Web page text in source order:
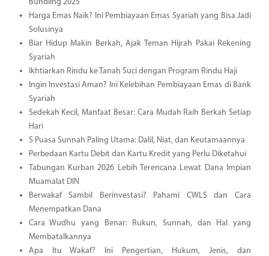
Bundling 2025
Harga Emas Naik? Ini Pembiayaan Emas Syariah yang Bisa Jadi
Solusinya
Biar Hidup Makin Berkah, Ajak Teman Hijrah Pakai Rekening
Syariah
Ikhtiarkan Rindu ke Tanah Suci dengan Program Rindu Haji
Ingin Investasi Aman? Ini Kelebihan Pembiayaan Emas di Bank
Syariah
Sedekah Kecil, Manfaat Besar: Cara Mudah Raih Berkah Setiap
Hari
5 Puasa Sunnah Paling Utama: Dalil, Niat, dan Keutamaannya
Perbedaan Kartu Debit dan Kartu Kredit yang Perlu Diketahui
Tabungan Kurban 2026 Lebih Terencana Lewat Dana Impian
Muamalat DIN
Berwakaf Sambil Berinvestasi? Pahami CWLS dan Cara
Menempatkan Dana
Cara Wudhu yang Benar: Rukun, Sunnah, dan Hal yang
Membatalkannya
Apa Itu Wakaf? Ini Pengertian, Hukum, Jenis, dan